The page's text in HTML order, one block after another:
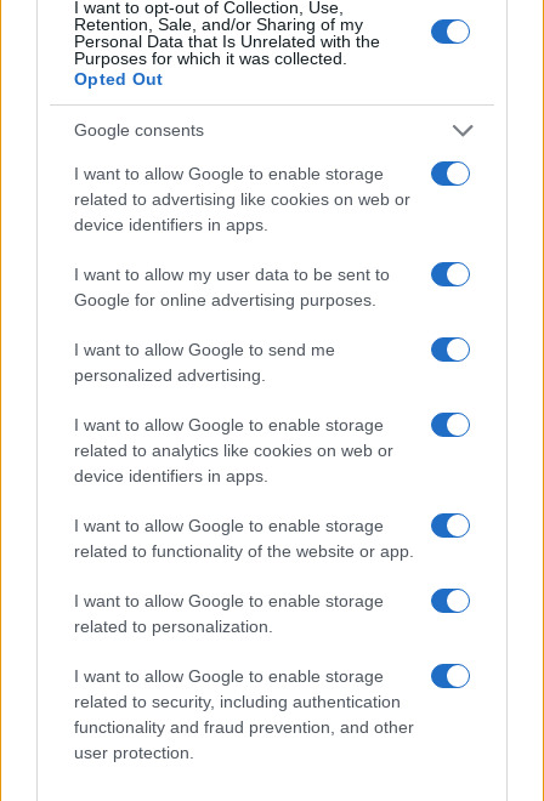
I want to opt-out of Collection, Use,
Retention, Sale, and/or Sharing of my
Personal Data that Is Unrelated with the
Purposes for which it was collected.
Opted Out
Google consents
I want to allow Google to enable storage
related to advertising like cookies on web or
device identifiers in apps.
I want to allow my user data to be sent to
Google for online advertising purposes.
I want to allow Google to send me
personalized advertising.
I want to allow Google to enable storage
related to analytics like cookies on web or
device identifiers in apps.
I want to allow Google to enable storage
related to functionality of the website or app.
I want to allow Google to enable storage
related to personalization.
I want to allow Google to enable storage
related to security, including authentication
functionality and fraud prevention, and other
user protection.
Ακολουθείστε το iPaideia.gr στο Google News
TελευταίεςΕιδήσειςγια την Παιδεία και την εργασία
στοiPaideia.gr